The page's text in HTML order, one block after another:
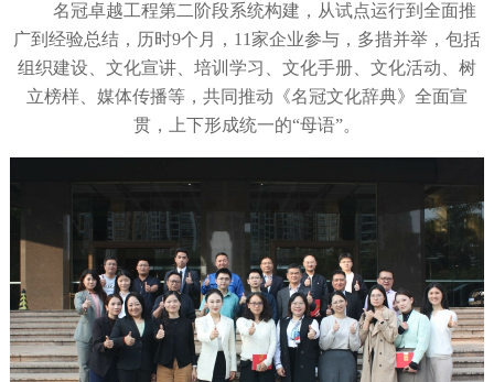
名冠卓越工程第二阶段系统构建，从试点运行到全面推
广到经验总结，历时9个月， 11 家企业参与，多措并举，包括
组织建设、文化宣讲、培训学习、文化手册、文化活动、树
立榜样、媒体传播等，共同推动《名冠文化辞典》全面宣
贯，上下形成统一的“母语”。